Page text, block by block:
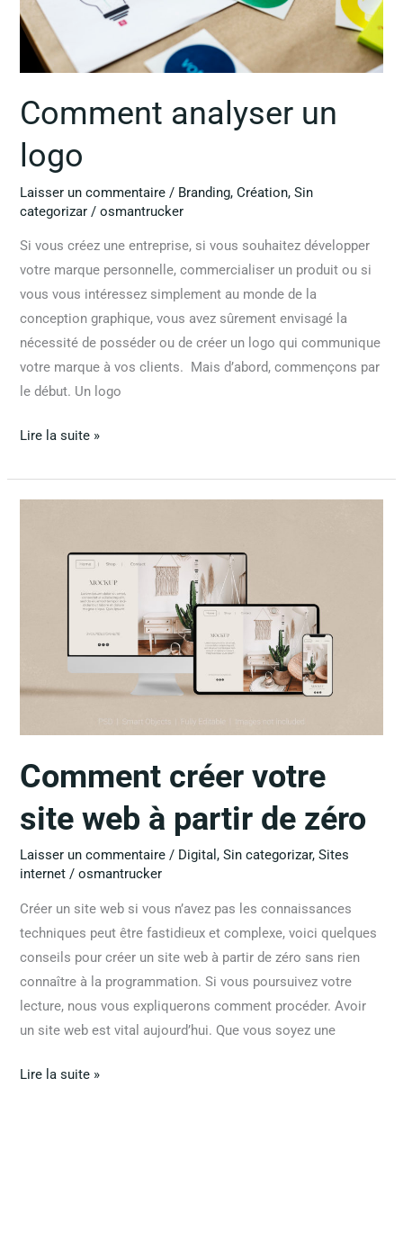
Comment analyser un
logo
Laisser un commentaire / Branding,Création,Sin
categorizar /osmantrucker
Si vous créez une entreprise, si vous souhaitez développer
votre marque personnelle, commercialiser un produit ou si
vous vous intéressez simplement au monde de la
conception graphique, vous avez sûrement envisagé la
nécessité de posséder ou de créer un logo qui communique
votre marque à vos clients. Mais d’abord, commençons par
le début. Un logo
Lire la suite »
Comment créer votre
site web à partir de zéro
Laisser un commentaire / Digital ,Sin categorizar,Sites
internet /osmantrucker
Créer un site web si vous n’avez pas les connaissances
techniques peut être fastidieux et complexe, voici quelques
conseils pour créer un site web à partir de zéro sans rien
connaître à la programmation. Si vous poursuivez votre
lecture, nous vous expliquerons comment procéder. Avoir
un site web est vital aujourd’hui. Que vous soyez une
Lire la suite »